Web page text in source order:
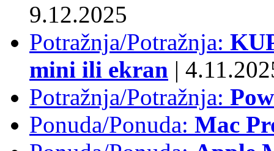
9.12.2025
Potražnja/Potražnja:
mini ili ekran |
Potražnja/Potražnja:
Ponuda/Ponuda: Mac